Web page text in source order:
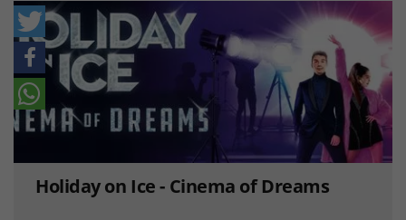
Holiday on Ice - Cinema of Dreams